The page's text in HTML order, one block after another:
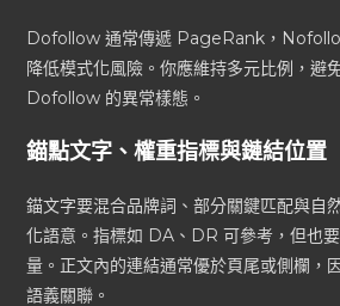
Dofollow 通常傳遞 PageRank，
降低模式化風險。你應維持多元比例，避
Dofollow 的異常樣態。
錨點文字、權重指標與鏈結位置
錨文字要混合品牌詞、部分關鍵匹配與自
化語意。指標如 DA、DR 可參考，但也
量。正文內的連結通常優於頁尾或側欄，
語義關聯。